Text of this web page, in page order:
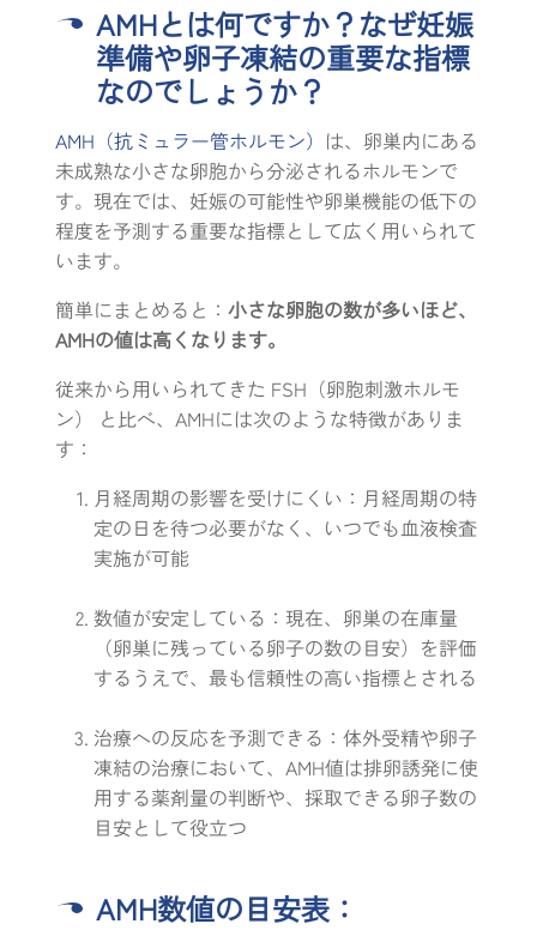
AMHとは何ですか？なぜ妊娠
準備や卵子凍結の重要な指標
なのでしょうか？
AMH（抗ミュラー管ホルモン） は、卵巣内にある
未成熟な小さな卵胞から分泌されるホルモンで
す。現在では、妊娠の可能性や卵巣機能の低下の
程度を予測する重要な指標として広く用いられて
います。
簡単にまとめると： 小さな卵胞の数が多いほど、
AMHの値は高くなります。
従来から用いられてきた FSH（卵胞刺激ホルモ
ン） と比べ、AMHには次のような特徴がありま
す：
月経周期の影響を受けにくい：月経周期の特
定の日を待つ必要がなく、いつでも血液検査
実施が可能
数値が安定している：現在、卵巣の在庫量
（卵巣に残っている卵子の数の目安）を評価
するうえで、最も信頼性の高い指標とされる
治療への反応を予測できる：体外受精や卵子
凍結の治療において、AMH値は排卵誘発に使
用する薬剤量の判断や、採取できる卵子数の
目安として役立つ
AMH数値の目安表：